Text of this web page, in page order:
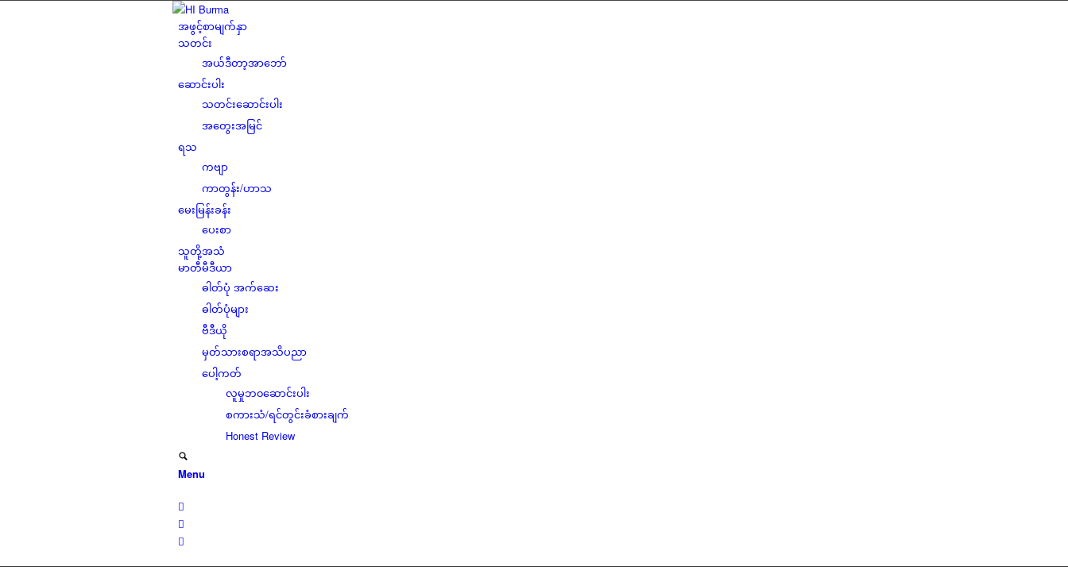
အဖွင့်စာမျက်နှာ
သတင်း
အယ်ဒီတာ့အာဘော်
ဆောင်းပါး
သတင်းဆောင်းပါး
အတွေးအမြင်
ရသ
ကဗျာ
ကာတွန်း/ဟာသ
မေးမြန်းခန်း
ပေးစာ
သူတို့အသံ
မာတီမီဒီယာ
ဓါတ်ပုံ အက်ဆေး
ဓါတ်ပုံများ
ဗီဒီယို
မှတ်သားစရာအသိပညာ
ပေါ့ကတ်
လူမှုဘ၀ဆောင်းပါး
စကားသံ/ရင်တွင်းခံစားချက်
Honest Review
Menu